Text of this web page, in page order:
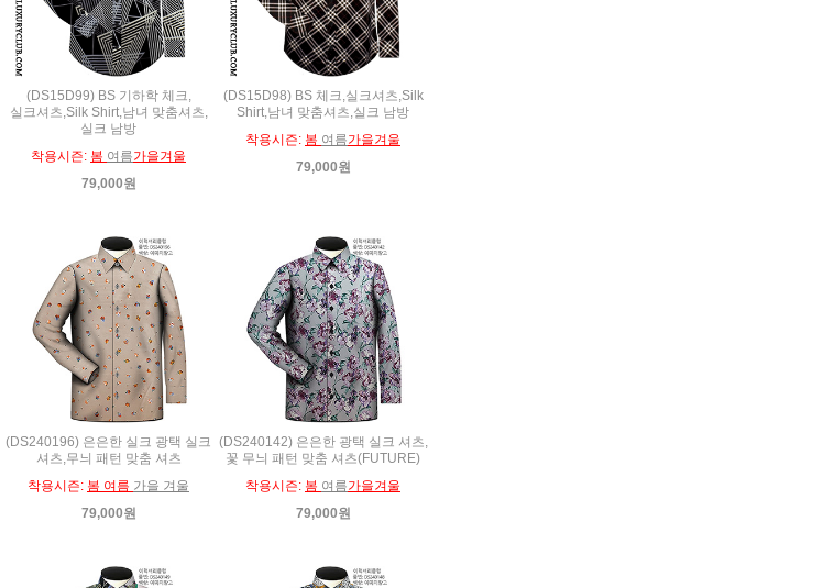
(DS15D99) BS 기하학 체크,
실크셔츠,Silk Shirt,남녀 맞춤셔츠,
실크 남방
착용시즌: 봄 여름가을겨울
79,000원
(DS15D98) BS 체크,실크셔츠,Silk
Shirt,남녀 맞춤셔츠,실크 남방
착용시즌: 봄 여름가을겨울
79,000원
(DS240196) 은은한 실크 광택 실크
셔츠,무늬 패턴 맞춤 셔츠
착용시즌: 봄 여름 가을 겨울
79,000원
(DS240142) 은은한 광택 실크 셔츠,
꽃 무늬 패턴 맞춤 셔츠(FUTURE)
착용시즌: 봄 여름가을겨울
79,000원